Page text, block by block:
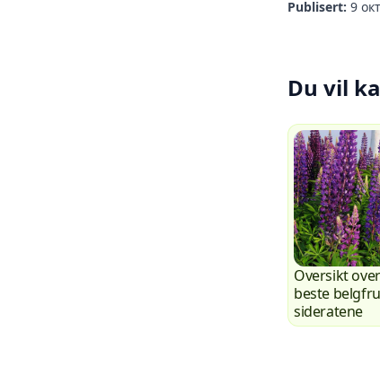
Publisert: 9
Du vil
Oversikt
beste
sideratene